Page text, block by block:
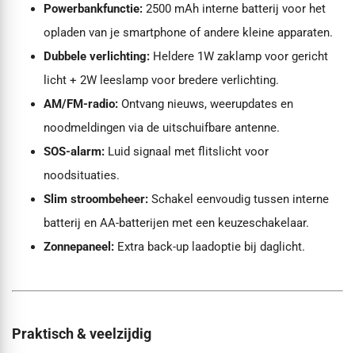
Powerbankfunctie: 2500 mAh interne batterij voor het
opladen van je smartphone of andere kleine apparaten.
Dubbele verlichting: Heldere 1W zaklamp voor gericht
licht + 2W leeslamp voor bredere verlichting.
AM/FM-radio: Ontvang nieuws, weerupdates en
noodmeldingen via de uitschuifbare antenne.
SOS-alarm: Luid signaal met flitslicht voor
noodsituaties.
Slim stroombeheer: Schakel eenvoudig tussen interne
batterij en AA-batterijen met een keuzeschakelaar.
Zonnepaneel: Extra back-up laadoptie bij daglicht.
Praktisch & veelzijdig